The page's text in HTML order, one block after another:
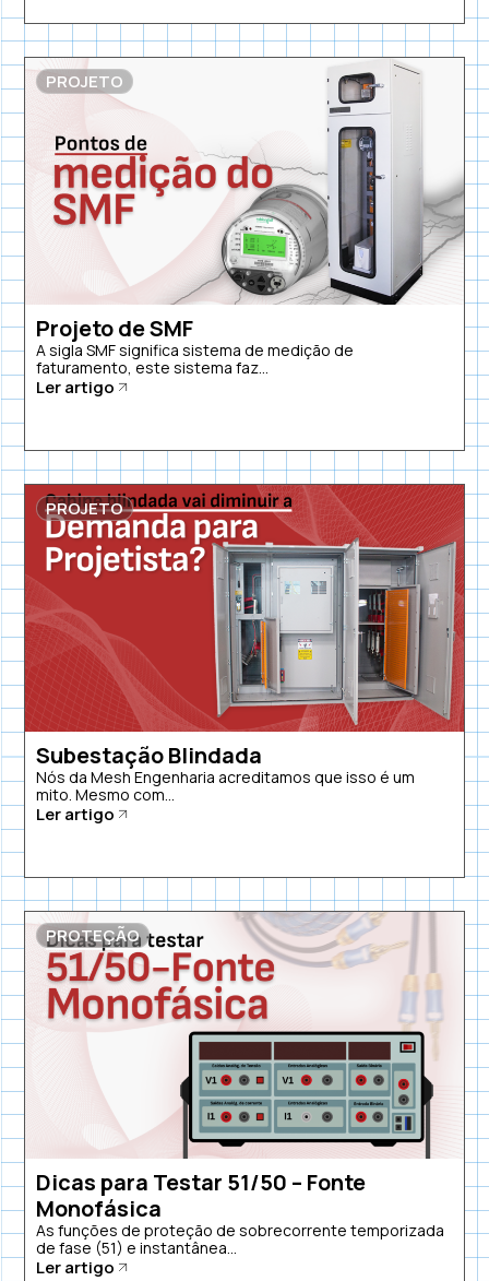
PROJETO
Projeto de SMF
A sigla SMF significa sistema de medição de
faturamento, este sistema faz...
Ler artigo
PROJETO
Subestação Blindada
Nós da Mesh Engenharia acreditamos que isso é um
mito. Mesmo com...
Ler artigo
PROTEÇÃO
Dicas para Testar 51/50 – Fonte
Monofásica
As funções de proteção de sobrecorrente temporizada
de fase (51) e instantânea...
Ler artigo